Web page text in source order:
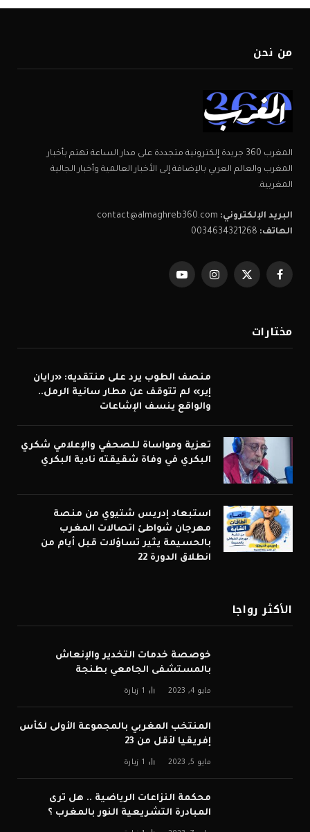
من نحن
المغرب 360 جريدة إلكترونية متجددة على مدار الساعة تهتم بأخبار
المغرب والعالم العربي بالإضافة إلى الأخبار العالمية وأخبار الجالية
المغربية.
البريد الإلكتروني:
الهاتف:
فيسبوكX
الانستغراميوتيوب
مختارات
منصف الطوب يرد على منتقديه: «رايان
إير» لم تتوقف عن مطار سانية الرمل..
والواقع ينسف الإشاعات
تعزية ومواساة للصحفي والإعلامي شكري
البكري في وفاة شقيقته نادية البكري
استبعاد إدريس شتيوي من منصة
مهرجان شواطئ اتصالات المغرب
بالحسيمة يثير تساؤلات قبل أيام من
انطلاق الدورة 22
الأكثر رواجا
خوصصة خدمات التخدير والإنعاش
بالمستشفى الجامعي بطنجة
مايو 4, 2023 1 زيارة
المنتخب المغربي بالمجموعة الأولى لكأس
إفريقيا لأقل من 23
مايو 5, 2023 1 زيارة
محكمة النزاعات الرياضية .. هل ترى
المبادرة التشريعية النور بالمغرب ؟